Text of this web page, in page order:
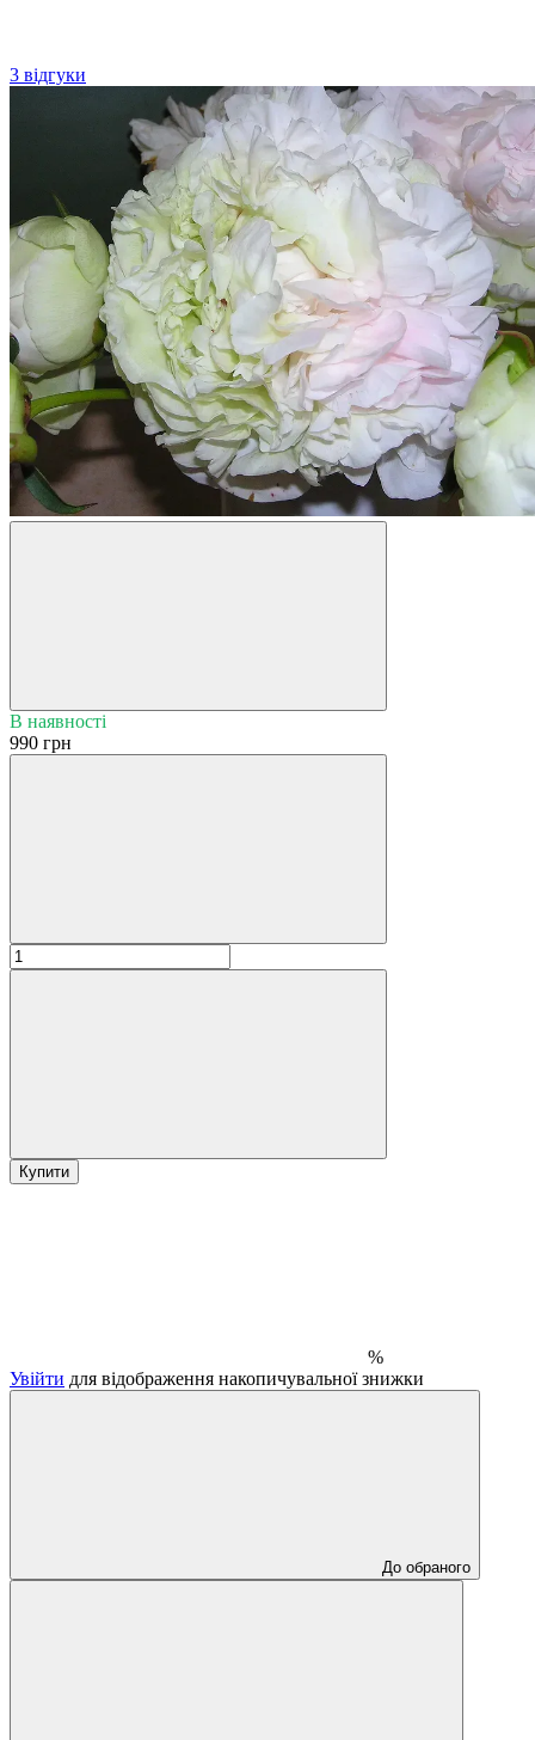
3 відгуки
В наявності
990 грн
Купити
%
Увійти для відображення накопичувальної знижки
До обраного